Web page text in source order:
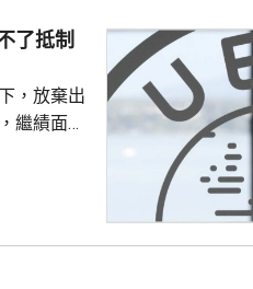
方和消防
了抵制
，放棄出
繼績面臨
支持恩芬